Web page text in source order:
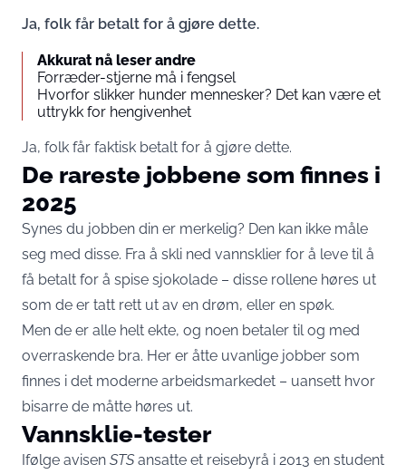
Ja, folk får betalt for å gjøre dette.
Akkurat nå leser andre
Forræder-stjerne må i fengsel
Hvorfor slikker hunder mennesker? Det kan være et
uttrykk for hengivenhet
Ja, folk får faktisk betalt for å gjøre dette.
De rareste jobbene som finnes i
2025
Synes du jobben din er merkelig? Den kan ikke måle
seg med disse. Fra å skli ned vannsklier for å leve til å
få betalt for å spise sjokolade – disse rollene høres ut
som de er tatt rett ut av en drøm, eller en spøk.
Men de er alle helt ekte, og noen betaler til og med
overraskende bra. Her er åtte uvanlige jobber som
finnes i det moderne arbeidsmarkedet – uansett hvor
bisarre de måtte høres ut.
Vannsklie-tester
Ifølge avisen STSansatte et reisebyrå i 2013 en student